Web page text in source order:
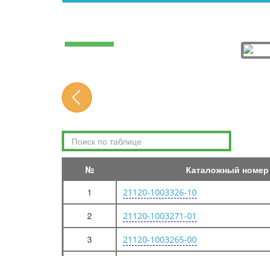
ДВИГАТЕЛЬ
ПОДВЕСКА ДВИГАТЕЛЯ
ОСНОВНЫЕ ЭЛЕМЕНТЫ ДВИГАТЕЛЯ
БЛОК ЦИЛИНДРОВ И ГОЛОВКА БЛОКА
ВАЛ КОЛЕНЧАТЫЙ И МАХОВИК
ШАТУНЫ И ПОРШНИ
ШАТУНЫ И ПОРШНИ
№ Каталожный номер
1
21120-1003326-10
2
21120-1003271-01
3
21120-1003265-00